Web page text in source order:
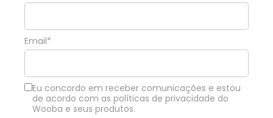
Email*
Eu concordo em receber comunicações e estou
de acordo com as políticas de privacidade do
Wooba e seus produtos.